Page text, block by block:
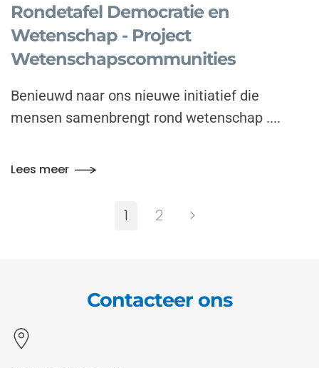
Rondetafel Democratie en
Wetenschap - Project
Wetenschapscommunities
Benieuwd naar ons nieuwe initiatief die
mensen samenbrengt rond wetenschap ....
Lees meer
1 2
Contacteer ons